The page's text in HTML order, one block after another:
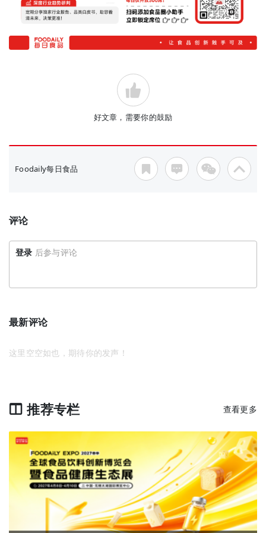
好文章，需要你的鼓励
Foodaily每日食品
评论
登录 后参与评论
最新评论
这里空空如也，期待你的发声！
推荐专栏 查看更多